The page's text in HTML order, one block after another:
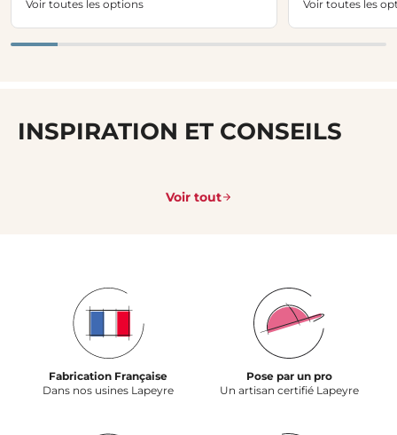
Voir toutes les options Voir toutes les
INSPIRATION ET CONSEILS
Voir tout
Fabrication Française
Dans nos usines Lapeyre
Pose par un pro
Un artisan certifié Lapeyre